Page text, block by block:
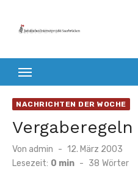
Inhalt
NACHRICHTEN DER WOCHE
Von admin
Veröffentlicht
am
12. März 2003
Lesezeit: 0 min - 38 Wörter